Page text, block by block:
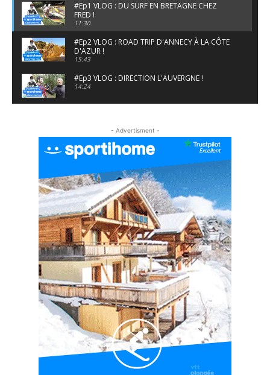
#Ep1 VLOG : DU SURF EN BRETAGNE CHEZ
FRED !
11:30
#Ep2 VLOG : ROAD TRIP D'ANNECY À LA CÔTE
D'AZUR !
15:43
#Ep3 VLOG : DIRECTION L'AUVERGNE !
14:24
#EP6 VLOG : SKI & RANDONNÉE DANS LES
ALPES
#EP7 VLOG : DE LA RAQUETTE EN PLEIN MILIEU
DU BEAUFORTAIN
04:09
#Ep8 VLOG : DÉCOUVERTE DU VERCORS ET DU
BASSIN GRENOBLOIS !
09:04
#Ep9 VLOG : UN SPORTIHOME CHEZ
SPORTIHOME !
07:21
#Ep10 VLOG : UN SEJOUR SPORTIF PROCHE DE
PARIS !
07:37
#Ep11 VLOG : SÉJOUR AU BORD DE LA SAÔNE
ET AU LAC D’AIGUEBELETTE
05:55
#Ep12 VLOG : ANNECY, ENTRE LAC ET
- Advertisment -